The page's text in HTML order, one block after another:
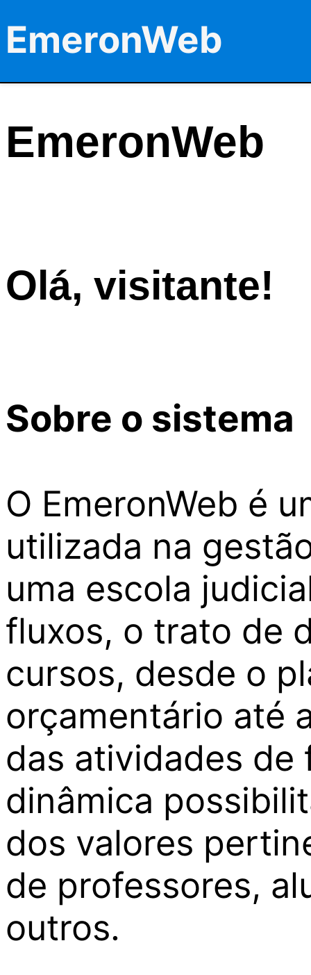
EmeronWeb
EmeronWeb
Olá, visitante!
Sobre o sistema
O EmeronWeb é
utilizada na
uma escola
fluxos, o trato de
cursos, desde o
orçamentário até
das atividades de
dinâmica
dos valores
de professores,
outros.